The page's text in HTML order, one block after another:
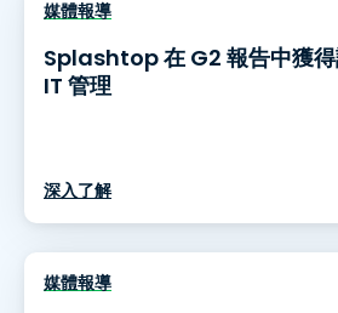
媒體報導
Splashtop 在 G2 報告中獲
IT 管理
深入了解
媒體報導